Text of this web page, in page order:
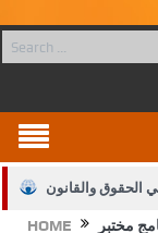
الحقوق والقانون
على المقدساتHOME
مختبر